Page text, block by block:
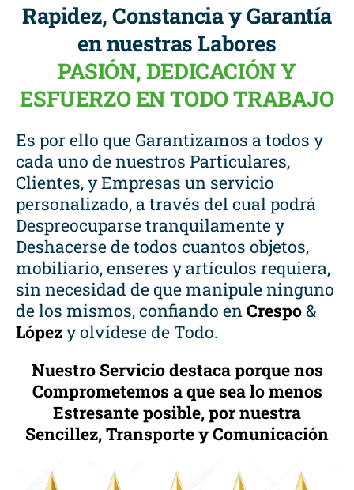
Rapidez, Constancia y Garantía
en nuestras Labores
PASIÓN, DEDICACIÓN Y
ESFUERZO EN TODO TRABAJO
Es por ello que Garantizamos a todos y
cada uno de nuestros Particulares,
Clientes, y Empresas un servicio
personalizado, a través del cual podrá
Despreocuparse tranquilamente y
Deshacerse de todos cuantos objetos,
mobiliario, enseres y artículos requiera,
sin necesidad de que manipule ninguno
de los mismos, confiando en Crespo&
Lópezy olvídese de Todo.
Nuestro Servicio destaca porque nos
Comprometemos a que sea lo menos
Estresante posible, por nuestra
Sencillez, Transporte y Comunicación